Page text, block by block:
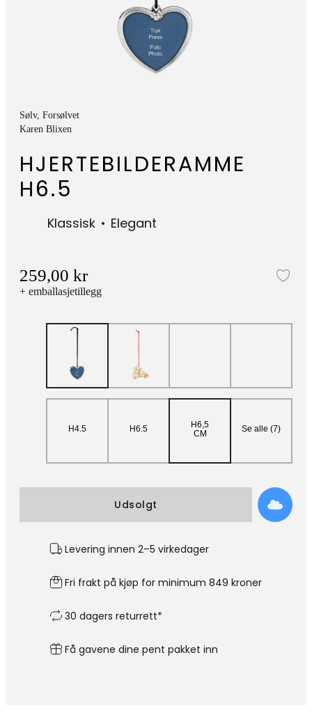
Sølv, Forsølvet
Karen Blixen
HJERTEBILDERAMME
H6.5
Klassisk Elegant
259,00 kr
+ emballasjetillegg
H4.5 H6.5
H6,5
CM
Se alle (7)
Udsolgt
Levering innen 2–5 virkedager
Fri frakt på kjøp for minimum 849 kroner
30 dagers returrett*
Få gavene dine pent pakket inn